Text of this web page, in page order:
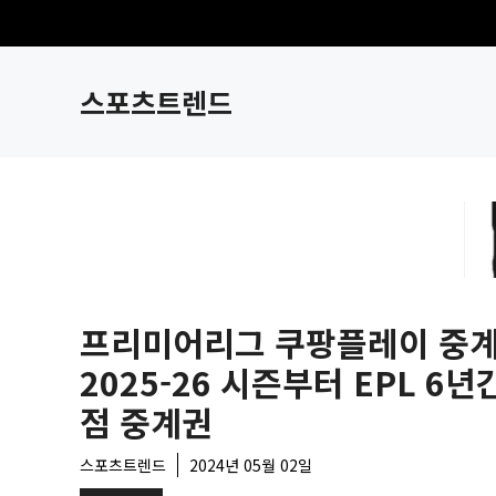
텐
스포츠트렌드
프리미어리그 쿠팡플레이 중
2025-26 시즌부터 EPL 6년
점 중계권
스포츠트렌드 2024년 05월 02일